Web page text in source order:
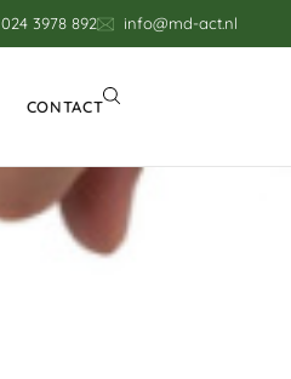
024 3978 892 info@md-act.nl
CONTACT